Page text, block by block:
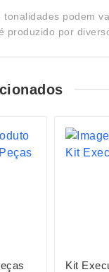
tonalidades podem
produzido por
Kit